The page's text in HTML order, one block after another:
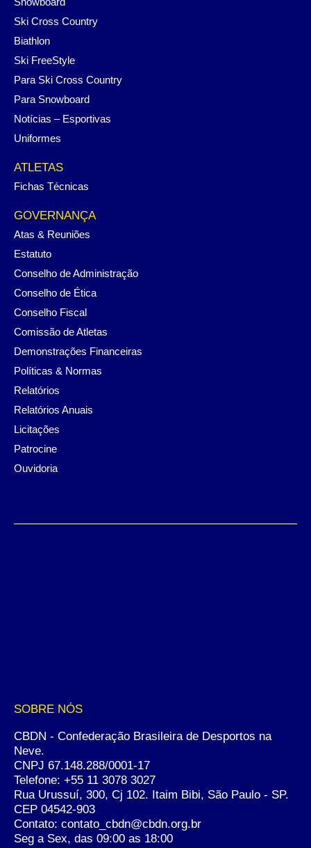
Ski Cross Country
Biathlon
Ski FreeStyle
Para Ski Cross Country
Para Snowboard
Notícias – Esportivas
Uniformes
ATLETAS
Fichas Técnicas
GOVERNANÇA
Atas & Reuniões
Estatuto
Conselho de Administração
Conselho de Ética
Conselho Fiscal
Comissão de Atletas
Demonstrações Financeiras
Políticas & Normas
Relatórios
Relatórios Anuais
Licitações
Patrocine
Ouvidoria
SOBRE NÓS
CBDN - Confederação Brasileira de Desportos na
Neve.
CNPJ 67.148.288/0001-17
Telefone: +55 11 3078 3027
Rua Urussuí, 300, Cj 102. Itaim Bibi, São Paulo - SP.
CEP 04542-903
Contato: contato_cbdn@cbdn.org.br
Seg a Sex, das 09:00 as 18:00